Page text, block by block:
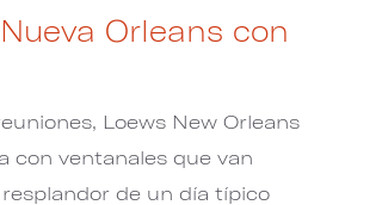
Orleans con
Loews New Orleans
con ventanales que van
de un día típico